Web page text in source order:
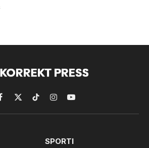
Facebook
X
(Twitter)
TikTokInstagramYouTube
SPORTI